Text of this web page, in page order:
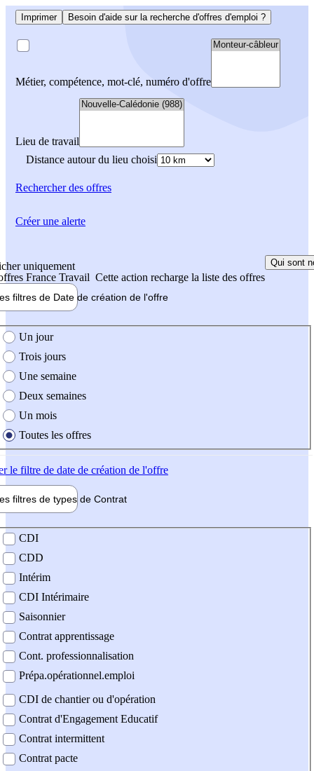
Imprimer Besoin d'aide sur la recherche d'offres d'emploi ?
Métier, compétence, mot-clé, numéro d'offre
Lieu de travail
Distance autour du lieu choisi
Rechercherdes offres
uniquement
France Travail Cette action recharge la liste des offres
Qui sont
filtres de Date de création de l'offre
création de l'offre
Un jour
Trois jours
Une semaine
Deux semaines
Un mois
Toutes les offres
le filtre de date de création de l'offre
filtres de types de Contrat
contrat
CDI
CDD
Intérim
CDI Intérimaire
Saisonnier
Contrat apprentissage
Cont. professionnalisation
Prépa.opérationnel.emploi
CDI de chantier ou d'opération
Contrat d'Engagement Educatif
Contrat intermittent
Contrat pacte
Créer une alerte